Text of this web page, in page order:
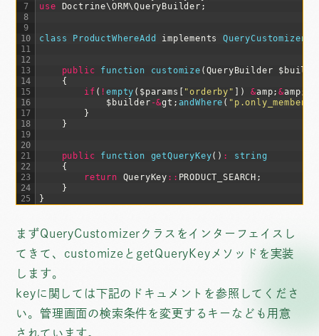
7
8
9
10
11
12
13
14
15
16
17
18
19
20
21
22
23
24
25
use
Doctrine\ORM\QueryBuilder ;
class ProductWhereAdd implements QueryCustomizer
public function customize ( QueryBuilder $
{
if ( !empty ( $params [ "orderby" ] ) &amp;&amp;
$ builder -&gt ; andWhere ( "p.only_member
}
}
public function getQueryKey( ) :
string
{
return
QueryKey :: PRODUCT_SEARCH ;
}
}
まずQueryCustomizerクラスをインターフェイスし
てきて、customizeとgetQueryKeyメソッドを実装
します。
keyに関しては下記のドキュメントを参照してくださ
い。管理画面の検索条件を変更するキーなども用意
されています。